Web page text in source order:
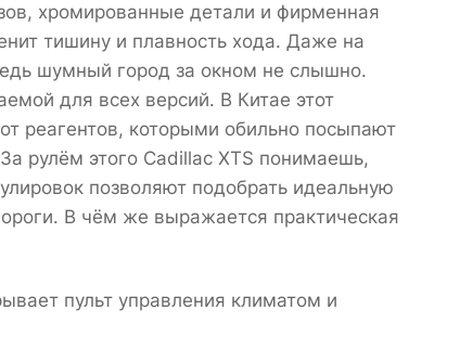
хромированные детали и фирменная
тишину и плавность хода. Даже на
шумный город за окном не слышно.
для всех версий. В Китае этот
реагентов, которыми обильно посыпают
рулём этого Cadillac XTS понимаешь,
позволяют подобрать идеальную
В чём же выражается практическая
пульт управления климатом и